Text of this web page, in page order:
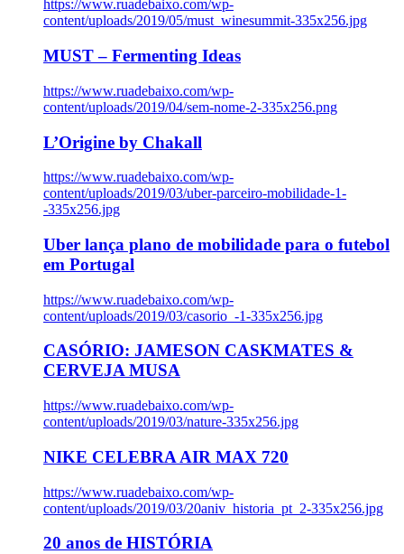
https://www.ruadebaixo.com/wp-
content/uploads/2019/05/must_winesummit-335x256.jpg
MUST – Fermenting Ideas
https://www.ruadebaixo.com/wp-
content/uploads/2019/04/sem-nome-2-335x256.png
L’Origine by Chakall
https://www.ruadebaixo.com/wp-
content/uploads/2019/03/uber-parceiro-mobilidade-1-
-335x256.jpg
Uber lança plano de mobilidade para o futebol
em Portugal
https://www.ruadebaixo.com/wp-
content/uploads/2019/03/casorio_-1-335x256.jpg
CASÓRIO: JAMESON CASKMATES &
CERVEJA MUSA
https://www.ruadebaixo.com/wp-
content/uploads/2019/03/nature-335x256.jpg
NIKE CELEBRA AIR MAX 720
https://www.ruadebaixo.com/wp-
content/uploads/2019/03/20aniv_historia_pt_2-335x256.jpg
20 anos de HISTÓRIA